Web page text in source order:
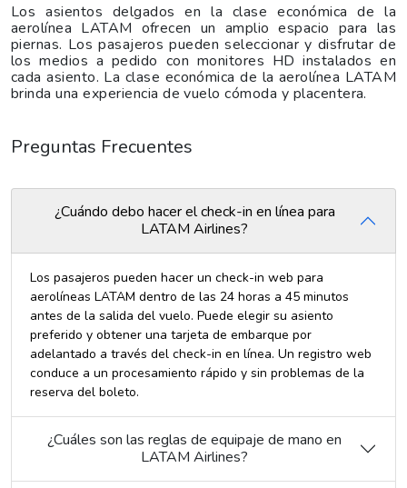
Los asientos delgados en la clase económica de la
aerolínea LATAM ofrecen un amplio espacio para las
piernas. Los pasajeros pueden seleccionar y disfrutar de
los medios a pedido con monitores HD instalados en
cada asiento. La clase económica de la aerolínea LATAM
brinda una experiencia de vuelo cómoda y placentera.
Preguntas Frecuentes
¿Cuándo debo hacer el check-in en línea para
LATAM Airlines?
Los pasajeros pueden hacer un check-in web para
aerolíneas LATAM dentro de las 24 horas a 45 minutos
antes de la salida del vuelo. Puede elegir su asiento
preferido y obtener una tarjeta de embarque por
adelantado a través del check-in en línea. Un registro web
conduce a un procesamiento rápido y sin problemas de la
reserva del boleto.
¿Cuáles son las reglas de equipaje de mano en
LATAM Airlines?